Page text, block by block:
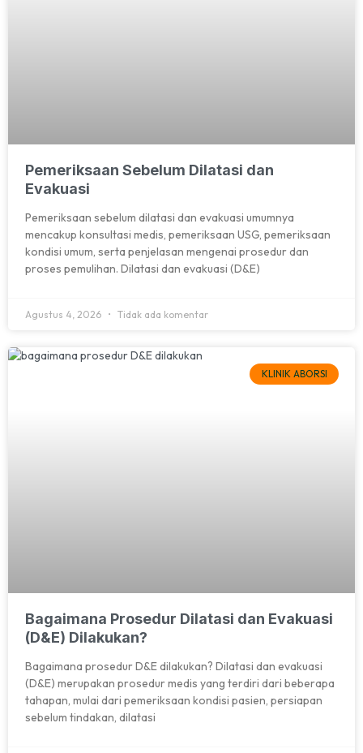
Pemeriksaan Sebelum Dilatasi dan
Evakuasi
Pemeriksaan sebelum dilatasi dan evakuasi umumnya
mencakup konsultasi medis, pemeriksaan USG, pemeriksaan
kondisi umum, serta penjelasan mengenai prosedur dan
proses pemulihan. Dilatasi dan evakuasi (D&E)
Agustus 4, 2026 Tidak ada komentar
KLINIK ABORSI
Bagaimana Prosedur Dilatasi dan Evakuasi
(D&E) Dilakukan?
Bagaimana prosedur D&E dilakukan? Dilatasi dan evakuasi
(D&E) merupakan prosedur medis yang terdiri dari beberapa
tahapan, mulai dari pemeriksaan kondisi pasien, persiapan
sebelum tindakan, dilatasi